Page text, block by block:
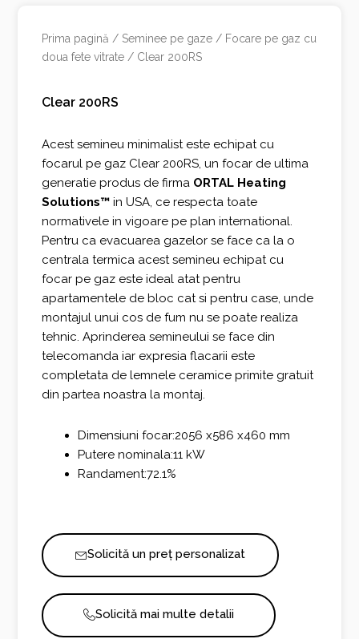
Prima pagină / Seminee pe gaze / Focare pe gaz cu
doua fete vitrate / Clear 200RS
Clear 200RS
Acest semineu minimalist este echipat cu
focarul pe gaz Clear 200RS, un focar de ultima
generatie produs de firma ORTAL Heating
Solutions™ in USA, ce respecta toate
normativele in vigoare pe plan international.
Pentru ca evacuarea gazelor se face ca la o
centrala termica acest semineu echipat cu
focar pe gaz este ideal atat pentru
apartamentele de bloc cat si pentru case, unde
montajul unui cos de fum nu se poate realiza
tehnic. Aprinderea semineului se face din
telecomanda iar expresia flacarii este
completata de lemnele ceramice primite gratuit
din partea noastra la montaj.
Dimensiuni focar:2056 x586 x460 mm
Putere nominala:11 kW
Randament:72.1%
Solicită un preț personalizat
Solicită mai multe detalii